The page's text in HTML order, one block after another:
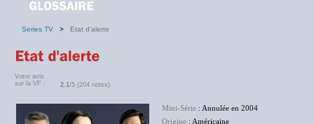
Series TV > Etat d'alerte
Votre avis
sur la VF :
2.1/5 (204 notes)
Mini-Série : Annulée en 2004
Origine : Américaine